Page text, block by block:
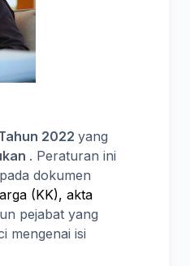
2022 yang
. Peraturan ini
dokumen
(KK), akta
pejabat yang
mengenai isi